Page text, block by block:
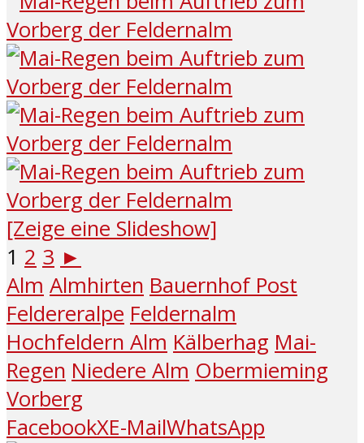
[Zeige eine Slideshow]
1 2 3 ►
Alm Almhirten Bauernhof Post
Feldereralpe Feldernalm
Hochfeldern Alm Kälberhag Mai-
Regen Niedere Alm Obermieming
Vorberg
FacebookXE-MailWhatsApp